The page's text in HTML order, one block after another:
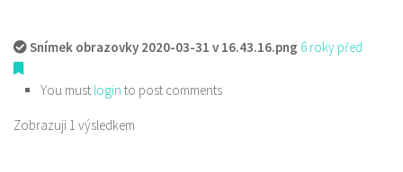
Snímek obrazovky 2020-03-31 v 16.43.16.png 6 roky před
You must login to post comments
Zobrazuji 1 výsledkem